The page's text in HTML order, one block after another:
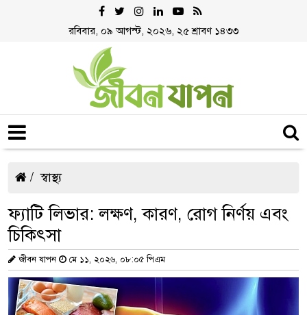
রবিবার, ০৯ আগস্ট, ২০২৬, ২৫ শ্রাবণ ১৪৩৩
স্বাস্থ্য
ফ্যাটি লিভার: লক্ষণ, কারণ, রোগ নির্ণয় এবং
চিকিৎসা
জীবন যাপন মে ১১, ২০২৬, ০৮:০৫ পিএম